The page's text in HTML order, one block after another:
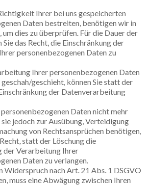
Ihrer bei uns gespeicherten
Daten bestreiten, benötigen wir in
um dies zu überprüfen. Für die Dauer der
Sie das Recht, die Einschränkung der
personenbezogenen Daten zu
Ihrer personenbezogenen Daten
geschieht, können Sie statt der
der Datenverarbeitung
Daten nicht mehr
sie jedoch zur Ausübung, Verteidigung
von Rechtsansprüchen benötigen,
statt der Löschung die
der Verarbeitung Ihrer
Daten zu verlangen.
Widerspruch nach Art. 21 Abs. 1 DSGVO
muss eine Abwägung zwischen Ihren